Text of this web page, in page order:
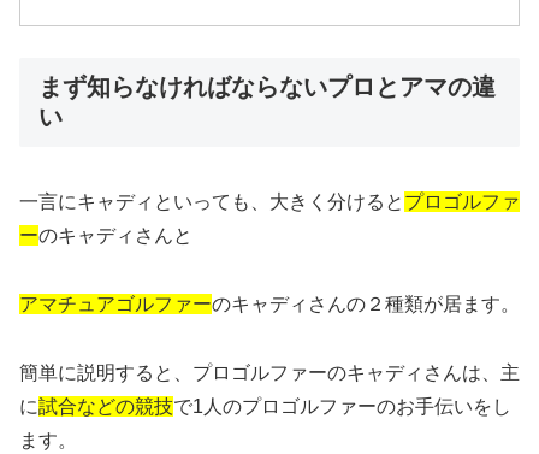
まず知らなければならないプロとアマの違
い
一言にキャディといっても、 大きく分けると プロゴルファ
ーのキャディさんと
アマチュアゴルファーのキャディさんの２種類が居ます。
簡単に説明すると、プロゴルファーのキャディさんは、 主
に試合などの競技で1人のプロゴルファーのお手伝いをし
ます。